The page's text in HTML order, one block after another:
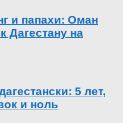
и папахи: Оман
Дагестану на
5 лет,
и ноль